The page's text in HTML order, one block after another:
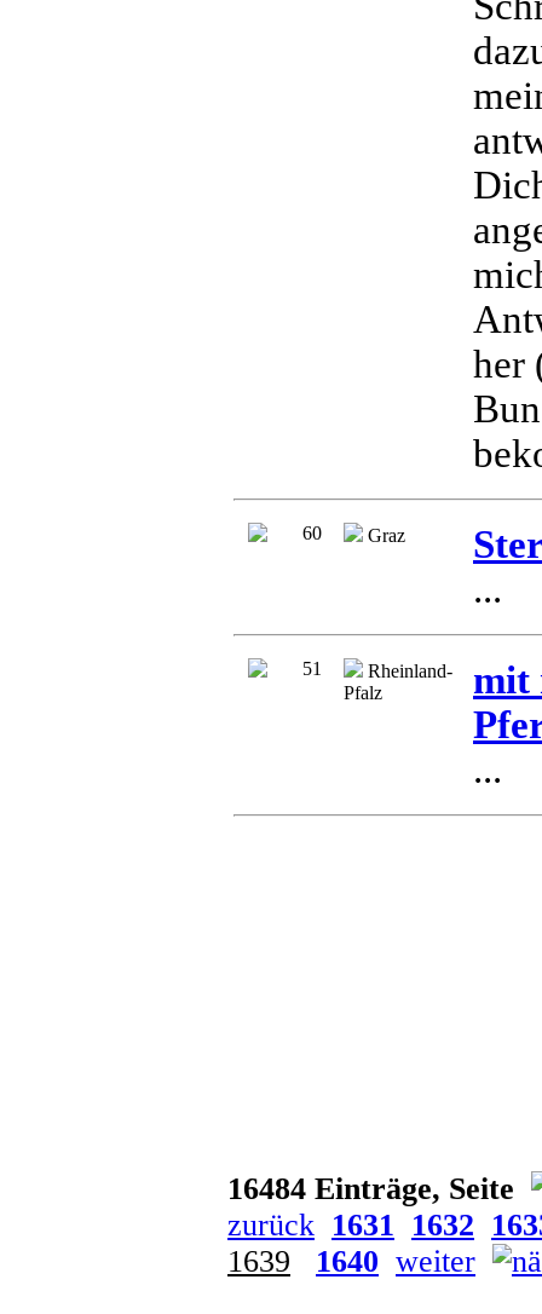
her
60 Graz
...
51
Rheinland-
Pfalz
mit
...
16484 Einträge, Seite
zurück 1631 1632
1639
1640 weiter